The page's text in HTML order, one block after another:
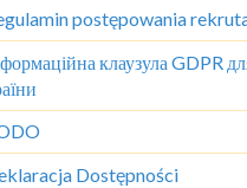
postępowania
клаузула GDPR
Dostępności